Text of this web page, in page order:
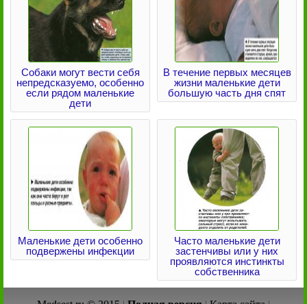
Собаки могут вести себя
непредсказуемо, особенно
если рядом маленькие
дети
В течение первых месяцев
жизни маленькие дети
большую часть дня спят
Маленькие дети особенно
подвержены инфекции
Часто маленькие дети
застенчивы или у них
проявляются инстинкты
собственника